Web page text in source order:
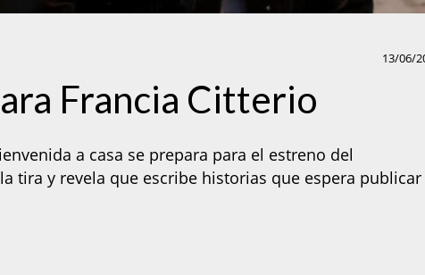
13/06/
Francia Citterio
a casa se prepara para el estreno del
tira y revela que escribe historias que espera publicar